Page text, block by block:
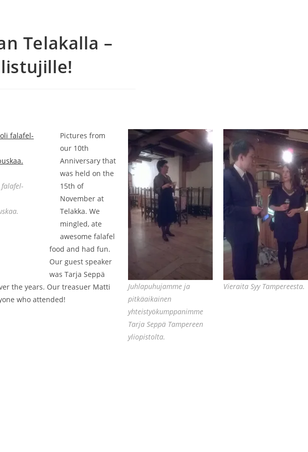
Telakalla –
Vieraita Syy Tampereesta.
Juhlapuhujamme ja
pitkäaikainen
yhteistyökumppanimme
Tarja Seppä Tampereen
yliopistolta.
Pictures from
our 10th
Anniversary that
was held on the
15th of
November at
Telakka. We
mingled, ate
awesome falafel
food and had fun.
Our guest speaker
was Tarja Seppä
the years. Our treasuer Matti
who attended!